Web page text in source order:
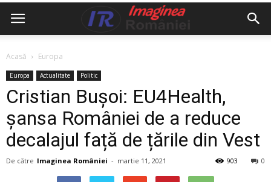
Acasă Europa
Europa Actualitate Politic
Cristian Bușoi: EU4Health,
șansa României de a reduce
decalajul față de țările din Vest
De către Imaginea României - martie 11, 2021 0
903